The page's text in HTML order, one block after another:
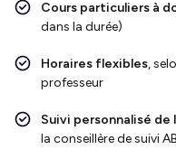
Cours particuliers à
dans la durée)
Horaires flexibles,
professeur
Suivi personnalisé de
la conseillère de suivi